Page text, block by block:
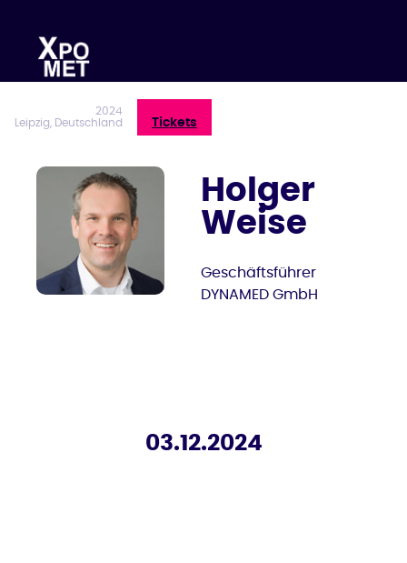
springen
2024
Leipzig, Deutschland
Tickets
Holger
Weise
Geschäftsführer
DYNAMED GmbH
03.12.2024